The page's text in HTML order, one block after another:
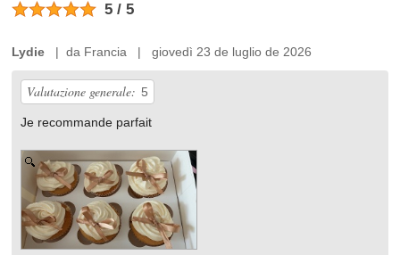
5 / 5
Lydie | da Francia | giovedì 23 de luglio de 2026
Valutazione generale: 5
Je recommande parfait